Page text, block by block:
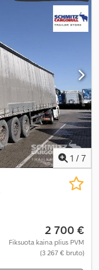
1 / 7
2 700 €
Fiksuota kaina plius PVM
(3 267 € bruto)